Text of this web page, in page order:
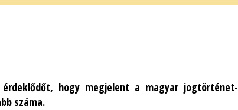
hogy megjelent a magyar jogtörténet-
száma.